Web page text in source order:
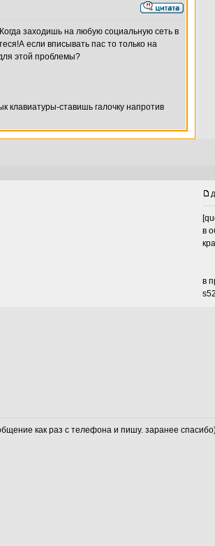
заходишь на любую социальную сеть в
если вписывать пас то только на
этой проблемы?
клавиатуры-ставишь галочку напротив
в
в
как раз с телефона и пишу. заранее